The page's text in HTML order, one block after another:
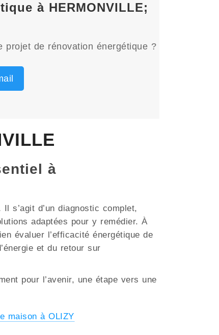
à HERMONVILLE;
projet de rénovation énergétique ?
à
s’agit d’un diagnostic complet,
adaptées pour y remédier. À
évaluer l’efficacité énergétique de
et du retour sur
pour l’avenir, une étape vers une
maison à OLIZY